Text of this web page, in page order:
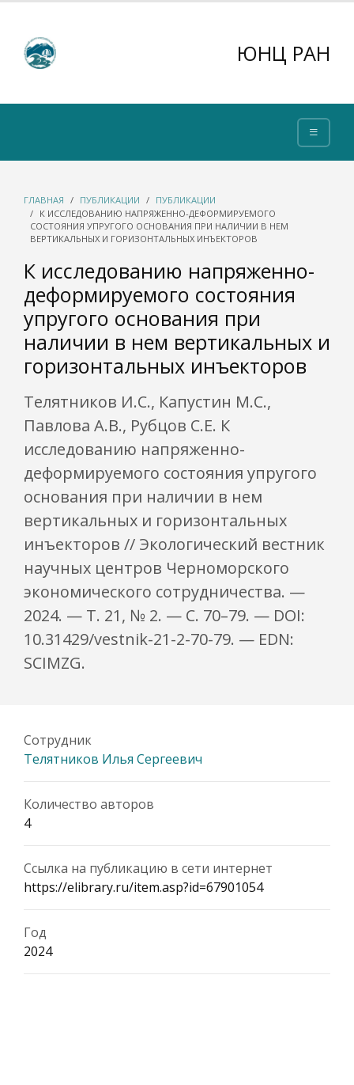
ЮНЦ РАН
ГЛАВНАЯ ПУБЛИКАЦИИ
ПУБЛИКАЦИИ
К ИССЛЕДОВАНИЮ НАПРЯЖЕННО-ДЕФОРМИРУЕМОГО
СОСТОЯНИЯ УПРУГОГО ОСНОВАНИЯ ПРИ НАЛИЧИИ В НЕМ
ВЕРТИКАЛЬНЫХ И ГОРИЗОНТАЛЬНЫХ ИНЪЕКТОРОВ
К исследованию напряженно-
деформируемого состояния
упругого основания при
наличии в нем вертикальных и
горизонтальных инъекторов
Телятников И.С., Капустин М.С.,
Павлова А.В., Рубцов С.Е. К
исследованию напряженно-
деформируемого состояния упругого
основания при наличии в нем
вертикальных и горизонтальных
инъекторов // Экологический вестник
научных центров Черноморского
экономического сотрудничества. —
2024. — Т. 21, № 2. — С. 70–79. — DOI:
10.31429/vestnik-21-2-70-79. — EDN:
SCIMZG.
Сотрудник
Телятников Илья Сергеевич
Количество авторов
4
Ссылка на публикацию в сети интернет
https://elibrary.ru/item.asp?id=67901054
Год
2024